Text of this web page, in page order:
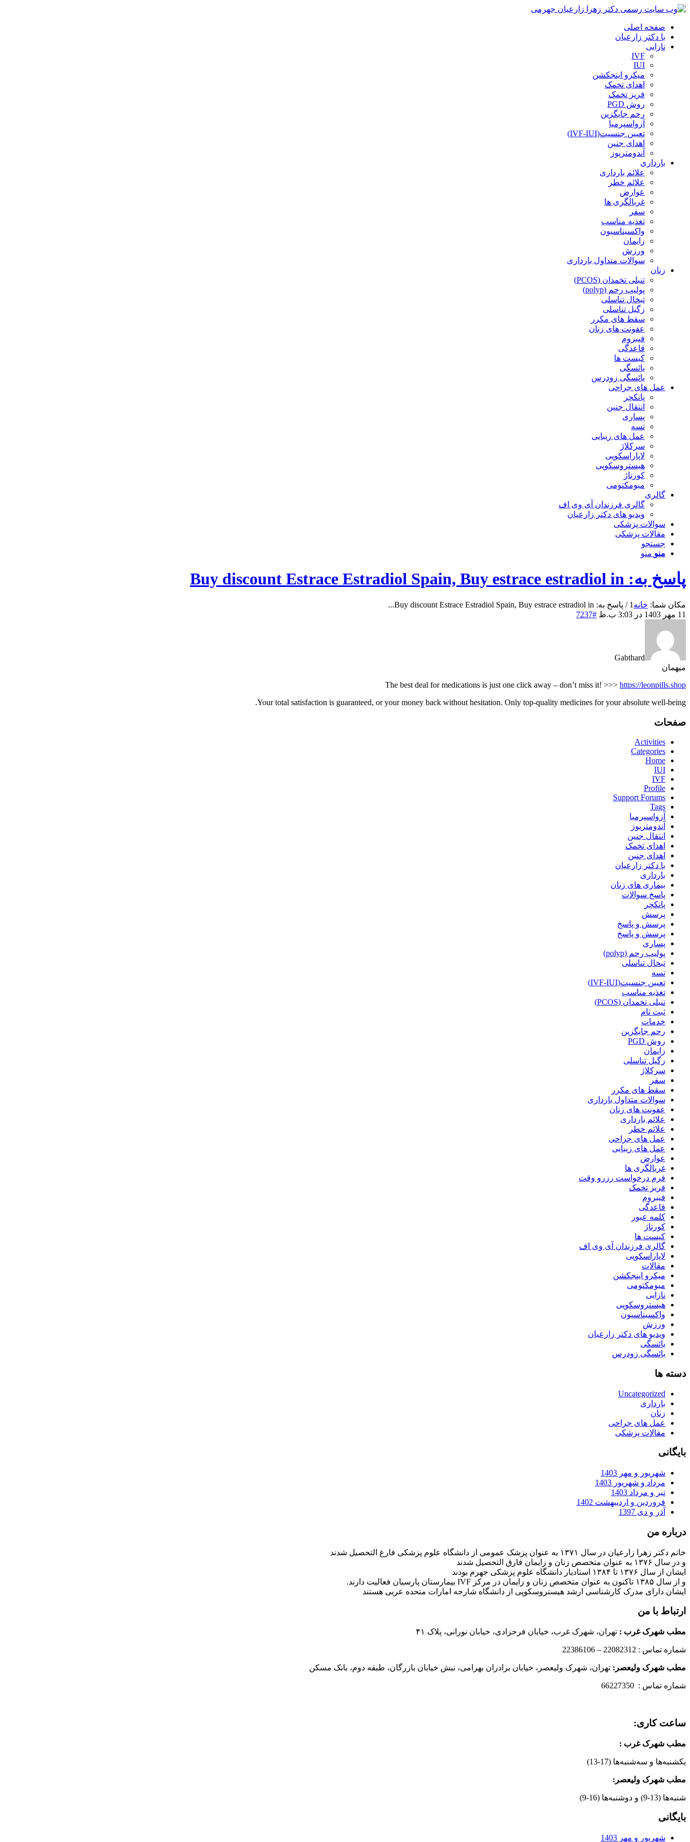
صفحه اصلی
با دکتر زارعیان
نازایی
IVF
IUI
میکرو اینجکشن
اهدای تخمک
فریز تخمک
روش PGD
رحم جایگزین
آزواسپرمیا
تعیین جنسیت(IVF-IUI)
اهدای جنین
آندومتریوز
بارداری
علائم بارداری
علائم خطر
عوارض
غربالگری ها
سفر
تغذیه مناسب
واکسیناسیون
زایمان
ورزش
سوالات متداول بارداری
زنان
تنبلی تخمدان (PCOS)
پولیپ رحم (polyp)
تبخال تناسلی
زگیل تناسلی
سقط های مکرر
عفونت های زنان
فیبروم
قاعدگی
کیست ها
یائسگی
یائسگی زودرس
عمل های جراحی
پانکچر
انتقال جنین
پساری
تسه
عمل های زیبایی
سرکلاژ
لاپاراسکوپی
هیستروسکوپی
کورتاژ
میومکتومی
گالری
گالری فرزندان آی وی اف
ویدیو های دکتر زارعیان
سوالات پزشکی
مقالات پزشکی
جستجو
منو منو
پاسخ به: Buy discount Estrace Estradiol Spain, Buy estrace estradiol in
مکان شما: خانه 1
/ پاسخ به: Buy discount Estrace Estradiol Spain, Buy estrace estradiol in...
11 مهر 1403 در 3:03 ب.ظ
#7237
Gabthard
میهمان
The best deal for medications is just one click away – don’t miss it! >>> https://leonpills.shop
Your total satisfaction is guaranteed, or your money back without hesitation. Only top-quality medicines for your absolute well-being.
صفحات
Activities
Categories
Home
IUI
IVF
Profile
Support Forums
Tags
آزواسپرمیا
آندومتریوز
انتقال جنین
اهدای تخمک
اهدای جنین
با دکتر زارعیان
بارداری
بیماری های زنان
پاسخ سوالات
پانکچر
پرسش
پرسش و پاسخ
پرسش و پاسخ
پساری
پولیپ رحم (polyp)
تبخال تناسلی
تسه
تعیین جنسیت(IVF-IUI)
تغذیه مناسب
تنبلی تخمدان (PCOS)
ثبت نام
خدمات
رحم جایگزین
روش PGD
زایمان
زگیل تناسلی
سرکلاژ
سفر
سقط های مکرر
سوالات متداول بارداری
عفونت های زنان
علائم بارداری
علائم خطر
عمل های جراحی
عمل های زیبایی
عوارض
غربالگری ها
فرم درخواست رزرو وقت
فریز تخمک
فیبروم
قاعدگی
کلمه عبور
کورتاژ
کیست ها
گالری فرزندان آی وی اف
لاپاراسکوپی
مقالات
میکرو اینجکشن
میومکتومی
نازایی
هیستروسکوپی
واکسیناسیون
ورزش
ویدیو های دکتر زارعیان
یائسگی
یائسگی زودرس
دسته ها
Uncategorized
بارداری
زنان
عمل های جراحی
مقالات پزشکی
بایگانی
شهریور و مهر 1403
مرداد و شهریور 1403
تیر و مرداد 1403
فروردین و اردیبهشت 1402
آذر و دی 1397
درباره من
خانم دکتر زهرا زارعیان در سال ۱۳۷۱ به عنوان پزشک عمومی از دانشگاه علوم پزشکی فارغ التحصیل شدند
و در سال ۱۳۷۶ به عنوان متخصص زنان و زایمان فارق التحصیل شدند
ایشان از سال ۱۳۷۶ تا ۱۳۸۴ استادیار دانشگاه علوم پزشکی جهرم بودند
و از سال ۱۳۸۵ تاکنون به عنوان متخصص زنان و زایمان در مرکز IVF بیمارستان پارسیان فعالیت دارند.
ایشان دارای مدرک کارشناسی ارشد هیستروسکوپی از دانشگاه شارجه امارات متحده عربی هستند
ارتباط با من
مطب شهرک غرب : تهران، شهرک غرب، خیابان فرحزادی، خیابان نورانی، پلاک ۴۱
شماره تماس : 22082312 – 22386106
مطب شهرک ولیعصر: تهران، شهرک ولیعصر، خیابان برادران بهرامی، نبش خیابان بازرگان، طبقه دوم، بانک مسکن
شماره تماس : 66227350
ساعت کاری:
مطب شهرک غرب :
یکشنبه‌ها و سه‌شنبه‌ها (17-13)
مطب شهرک ولیعصر:
شنبه‌ها (13-9) و دوشنبه‌ها (16-9)
بایگانی
شهریور و مهر 1403